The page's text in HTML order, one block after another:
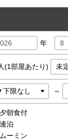
年
(1部屋あたり)
～
夕朝食付
連泊
ムーミン